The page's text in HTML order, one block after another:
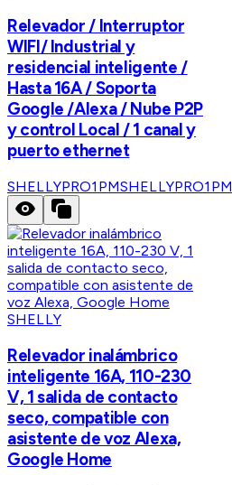
Relevador / Interruptor
WIFI/ Industrial y
residencial inteligente /
Hasta 16A / Soporta
Google /Alexa / Nube P2P
y control Local / 1 canal y
puerto ethernet
SHELLYPRO1PMSHELLYPRO1PM
SHELLY
Relevador inalámbrico
inteligente 16A, 110-230
V, 1 salida de contacto
seco, compatible con
asistente de voz Alexa,
Google Home